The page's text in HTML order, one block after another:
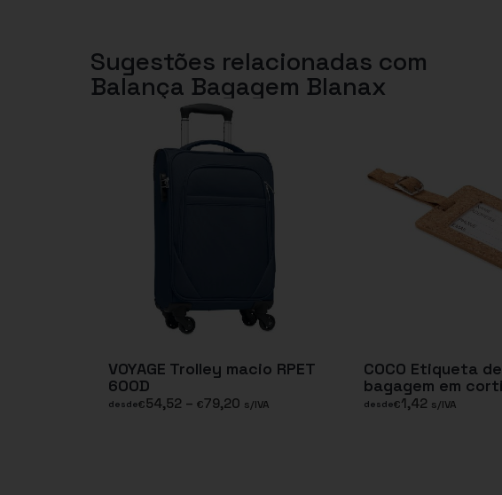
Sugestões relacionadas com
Balança Bagagem Blanax
VOYAGE Trolley macio RPET
600D
desde€54,52 – €79,20 s/IVA
COCO Etiqueta de
bagagem em
desde€1,42 s/IVA